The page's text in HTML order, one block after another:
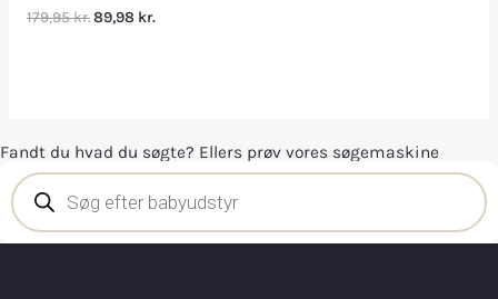
179,95kr.89,98 kr.
Fandt du hvad du søgte? Ellers prøv vores søgemaskine